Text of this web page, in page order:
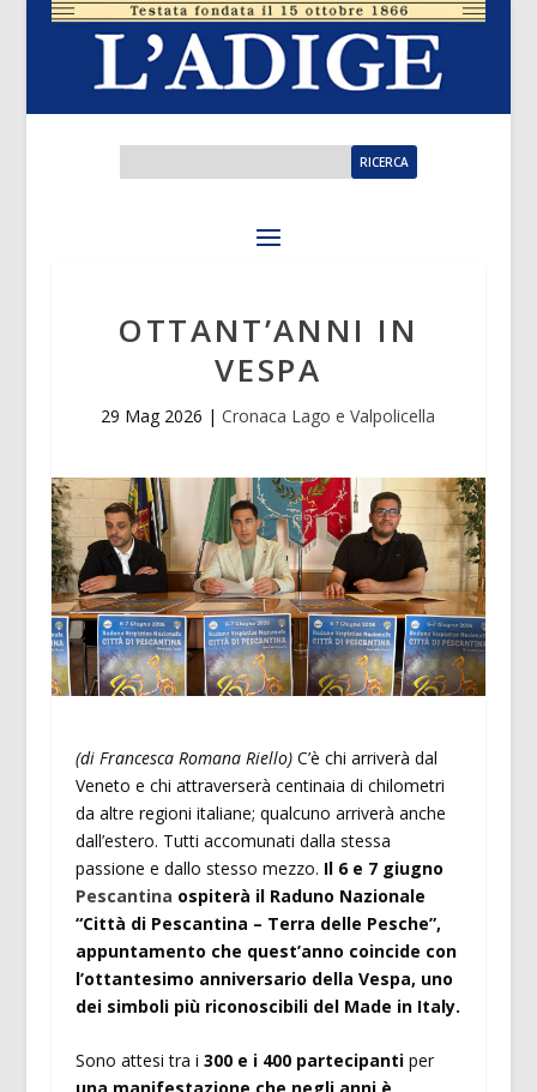
OTTANT’ANNI IN
VESPA
29 Mag 2026 |Cronaca Lago e Valpolicella
(di Francesca Romana Riello) C’è chi arriverà dal
Veneto e chi attraverserà centinaia di chilometri
da altre regioni italiane; qualcuno arriverà anche
dall’estero. Tutti accomunati dalla stessa
passione e dallo stesso mezzo. Il 6 e 7 giugno
Pescantina ospiterà il Raduno Nazionale
“Città di Pescantina – Terra delle Pesche”,
appuntamento che quest’anno coincide con
l’ottantesimo anniversario della Vespa, uno
dei simboli più riconoscibili del Made in Italy.
Sono attesi tra i 300 e i 400 partecipanti per